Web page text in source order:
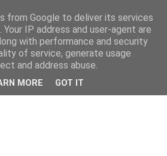
from Google to deliver its services
IP address and user-agent are
with performance and security
of service, generate usage
and address abuse.
MORE GOT IT